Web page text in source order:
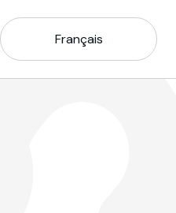
Français